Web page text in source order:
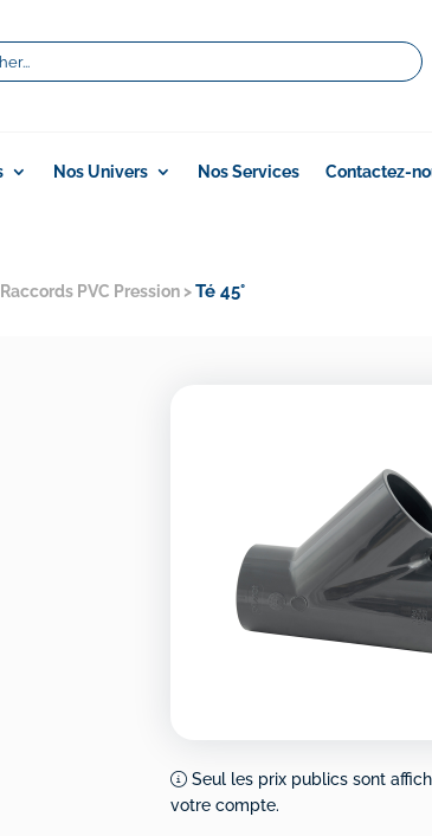
Nos Univers Nos Services Contactez-
Raccords PVC Pression >Té 45°
Seul les prix publics sont
votre compte.